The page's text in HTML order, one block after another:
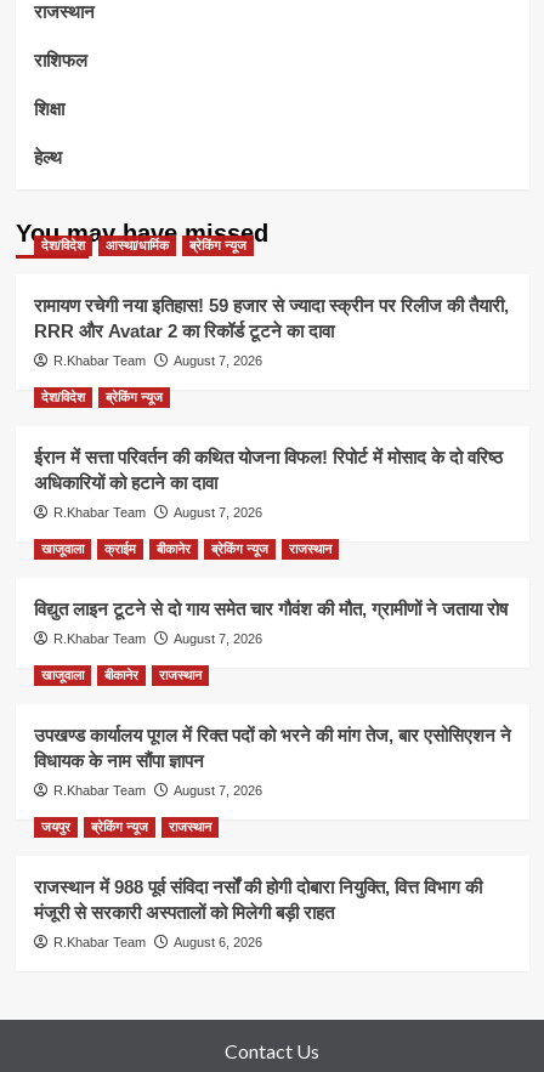
राजस्थान
राशिफल
शिक्षा
हेल्थ
You may have missed
देश/विदेश आस्था/धार्मिक ब्रेकिंग न्यूज
रामायण रचेगी नया इतिहास! 59 हजार से ज्यादा स्क्रीन पर रिलीज की तैयारी,
RRR और Avatar 2 का रिकॉर्ड टूटने का दावा
R.Khabar Team August 7, 2026
देश/विदेश ब्रेकिंग न्यूज
ईरान में सत्ता परिवर्तन की कथित योजना विफल! रिपोर्ट में मोसाद के दो वरिष्ठ
अधिकारियों को हटाने का दावा
R.Khabar Team August 7, 2026
खाजूवाला क्राईम बीकानेर ब्रेकिंग न्यूज राजस्थान
विद्युत लाइन टूटने से दो गाय समेत चार गौवंश की मौत, ग्रामीणों ने जताया रोष
R.Khabar Team August 7, 2026
खाजूवाला बीकानेर राजस्थान
उपखण्ड कार्यालय पूगल में रिक्त पदों को भरने की मांग तेज, बार एसोसिएशन ने
विधायक के नाम सौंपा ज्ञापन
R.Khabar Team August 7, 2026
जयपुर ब्रेकिंग न्यूज राजस्थान
राजस्थान में 988 पूर्व संविदा नर्सों की होगी दोबारा नियुक्ति, वित्त विभाग की
मंजूरी से सरकारी अस्पतालों को मिलेगी बड़ी राहत
R.Khabar Team August 6, 2026
Contact Us